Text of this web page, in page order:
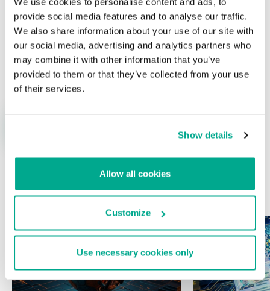
provide social media features and to analyse our traffic.
We also share information about your use of our site with
our social media, advertising and analytics partners who
may combine it with other information that you’ve
provided to them or that they’ve collected from your use
of their services.
Show details
Allow all cookies
Customize
Use necessary cookies only
Nombre* Correo electrónico*
ÚLTIMAS PUBLICACIONES